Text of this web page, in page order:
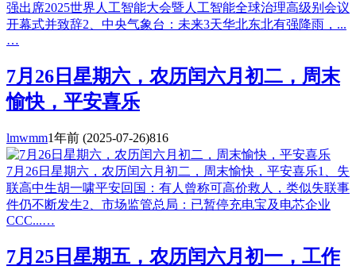
强出席2025世界人工智能大会暨人工智能全球治理高级别会议
开幕式并致辞2、中央气象台：未来3天华北东北有强降雨，...
…
7月26日星期六，农历闰六月初二，周末
愉快，平安喜乐
lmwmm1年前 (2025-07-26)816
7月26日星期六，农历闰六月初二，周末愉快，平安喜乐1、失
联高中生胡一啸平安回国：有人曾称可高价救人，类似失联事
件仍不断发生2、市场监管总局：已暂停充电宝及电芯企业
CCC...…
7月25日星期五，农历闰六月初一，工作